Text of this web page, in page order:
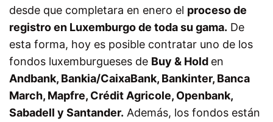
desde que completara en enero el proceso de
registro en Luxemburgo de toda su gama. De
esta forma, hoy es posible contratar uno de los
fondos luxemburgueses de Buy & Hold en
Andbank, Bankia/CaixaBank, Bankinter, Banca
March, Mapfre, Crédit Agricole, Openbank,
Sabadell y Santander. Además, los fondos están